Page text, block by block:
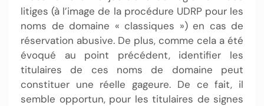
litiges (à l’image de la procédure UDRP pour les
noms de domaine « classiques ») en cas de
réservation abusive. De plus, comme cela a été
évoqué au point précédent, identifier les
titulaires de ces noms de domaine peut
constituer une réelle gageure. De ce fait, il
semble opportun, pour les titulaires de signes